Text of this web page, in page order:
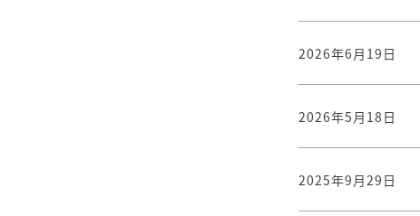
2026年6月19日
2026年5月18日
2025年9月29日